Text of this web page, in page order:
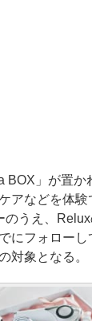
」が置か
アなどを体
のうえ、
にフォロー
対象となる。